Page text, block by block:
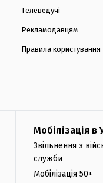
Телеведучі
Рекламодавцям
Правила користування
Мобілізація в
Звільнення з
служби
Мобілізація 50+